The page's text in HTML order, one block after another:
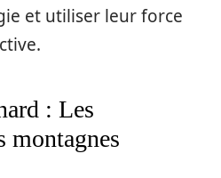
et utiliser leur force
: Les
montagnes